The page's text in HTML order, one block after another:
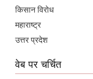
किसान विरोध
महाराष्ट्र
उत्तर प्रदेश
वेब पर चर्चित